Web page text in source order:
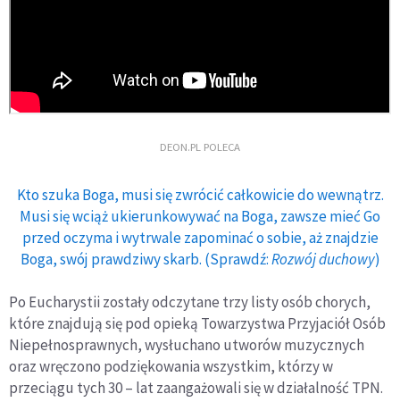
DEON.PL POLECA
Kto szuka Boga, musi się zwrócić całkowicie do wewnątrz.
Musi się wciąż ukierunkowywać na Boga, zawsze mieć Go
przed oczyma i wytrwale zapominać o sobie, aż znajdzie
Boga, swój prawdziwy skarb. (Sprawdź:Rozwój duchowy)
Po Eucharystii zostały odczytane trzy listy osób chorych,
które znajdują się pod opieką Towarzystwa Przyjaciół Osób
Niepełnosprawnych, wysłuchano utworów muzycznych
oraz wręczono podziękowania wszystkim, którzy w
przeciągu tych 30 – lat zaangażowali się w działalność TPN.